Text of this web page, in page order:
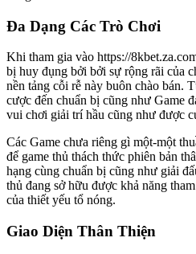
Đa Dạng Các Trò Chơi
Khi tham gia vào https://
bị huy đụng bởi bởi sự rộng rãi của
nền tảng cỗi rễ này buôn chào bán.
cược đến chuẩn bị cũng như Game
vui chơi giải trí hầu cũng như được
Các Game chưa riêng gì một-một
để game thủ thách thức phiên bản
hạng cùng chuẩn bị cũng như giải
thủ đang sở hữu được khả năng
của thiết yếu tổ nóng.
Giao Diện Thân Thiện